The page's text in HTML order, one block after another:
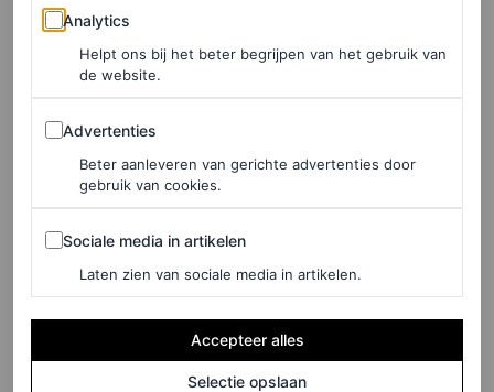
Analytics
Analytics
Helpt ons bij het beter begrijpen van het gebruik van
de website.
Advertenties
Advertenties
Beter aanleveren van gerichte advertenties door
gebruik van cookies.
Sociale media in artikelen
Sociale media in artikelen
Laten zien van sociale media in artikelen.
Accepteer alles
Selectie opslaan